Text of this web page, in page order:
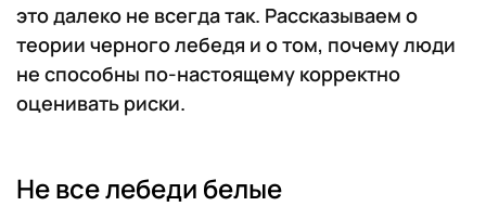
это далеко не всегда так. Рассказываем о
теории черного лебедя и о том, почему люди
не способны по-настоящему корректно
оценивать риски.
Не все лебеди белые